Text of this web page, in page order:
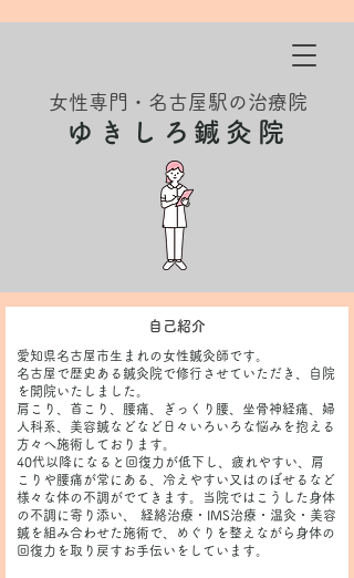
女性専門・名古屋駅の治療院
ゆきしろ鍼灸院
自己紹介
愛知県名古屋市生まれの女性鍼灸師です。
名古屋で歴史ある鍼灸院で修行させていただき、自院
を開院いたしました。
肩こり、首こり、腰痛、ぎっくり腰、坐骨神経痛、婦
人科系、美容鍼などなど日々いろいろな悩みを抱える
方々へ施術しております。
40代以降になると回復力が低下し、疲れやすい、肩
こりや腰痛が常にある、冷えやすい又はのぼせるなど
様々な体の不調がでてきます。当院ではこうした身体
の不調に寄り添い、 経絡治療・IMS治療・温灸・美容
鍼を組み合わせた施術で、めぐりを整えながら身体の
回復力を取り戻すお手伝いをしています。